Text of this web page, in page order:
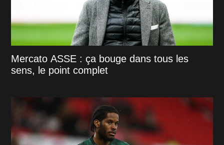
Mercato ASSE : ça bouge dans tous les
sens, le point complet